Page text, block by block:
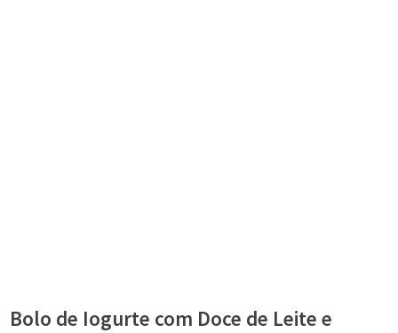
Bolo de Iogurte com Doce de Leite e